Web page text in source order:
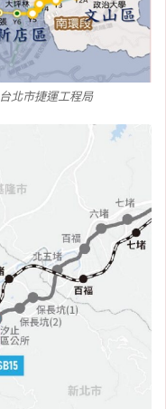
北市捷運工程局